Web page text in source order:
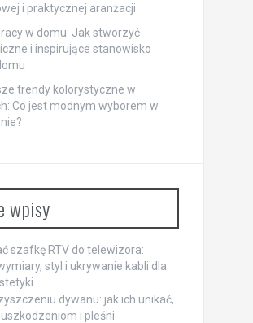
i praktycznej aranżacji
w domu: Jak stworzyć
i inspirujące stanowisko
trendy kolorystyczne w
Co jest modnym wyborem w
wpisy
szafkę RTV do telewizora:
styl i ukrywanie kabli dla
dywanu: jak ich unikać,
i pleśni